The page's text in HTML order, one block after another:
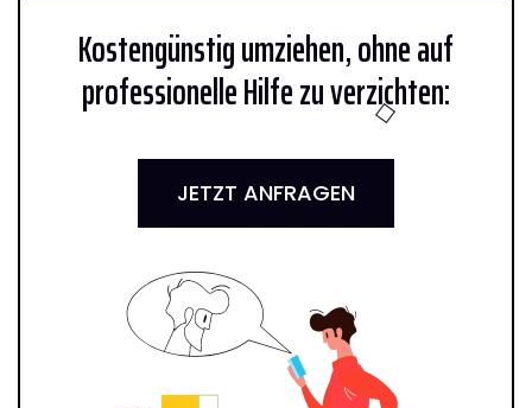
Kostengünstig umziehen, ohne auf
professionelle Hilfe zu verzichten:
JETZT ANFRAGEN